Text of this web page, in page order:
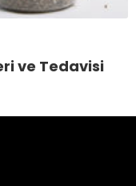
ve Tedavisi